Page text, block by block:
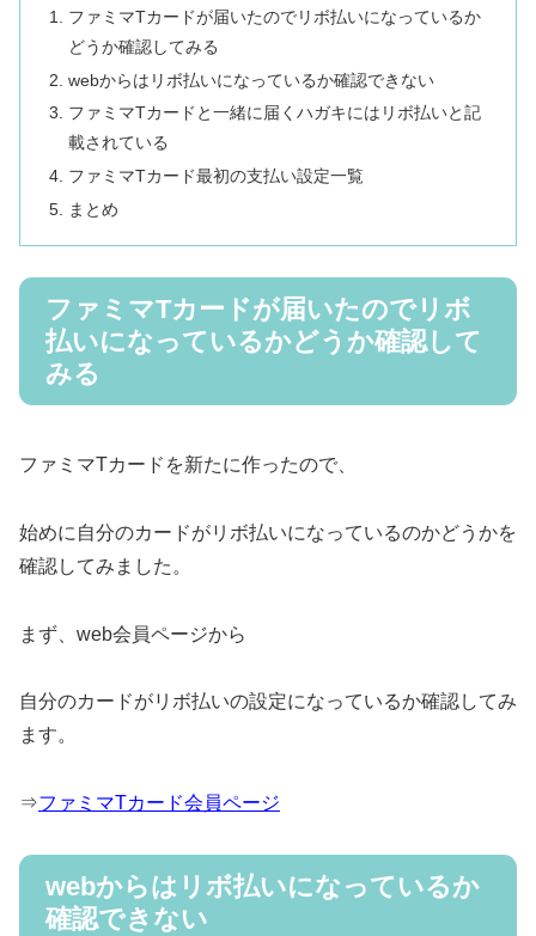
ファミマTカードが届いたのでリボ払いになっているか
どうか確認してみる
webからはリボ払いになっているか確認できない
ファミマTカードと一緒に届くハガキにはリボ払いと記
載されている
ファミマTカード最初の支払い設定一覧
まとめ
ファミマTカードが届いたのでリボ
払いになっているかどうか確認して
みる
ファミマTカードを新たに作ったので、
始めに自分のカードがリボ払いになっているのかどうかを
確認してみました。
まず、web会員ページから
自分のカードがリボ払いの設定になっているか確認してみ
ます。
⇒ファミマTカード会員ページ
webからはリボ払いになっているか
確認できない